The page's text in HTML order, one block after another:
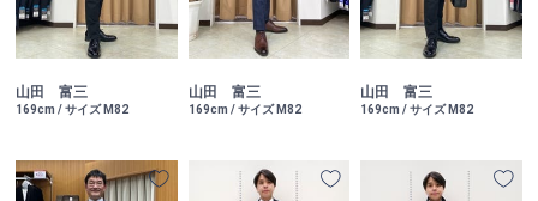
山田 富三
169cm / サイズ M82
山田 富三
169cm / サイズ M82
山田 富三
169cm / サイズ M82